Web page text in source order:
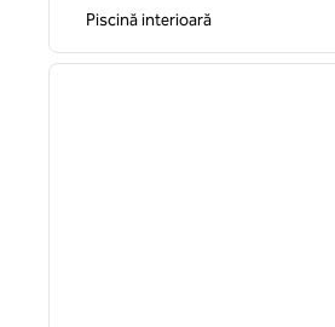
Piscină interioară
1 din 12